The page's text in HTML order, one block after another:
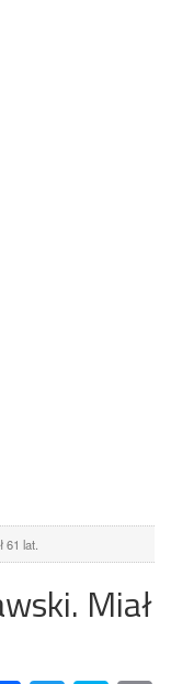
61 lat.
Miał